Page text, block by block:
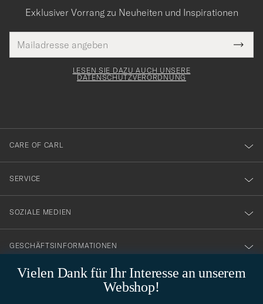
Vielen Dank für Ihr Interesse an unserem
Webshop!
Exklusiver Vorrang zu Neuheiten und Inspirationen
Mail
Adresse
Tack
för
dig
till
vårt
nyhetsbrev!
LESEN SIE DAZU AUCH UNSERE
DATENSCHUTZVERORDNUNG
CARE OF CARL
SERVICE
SOZIALE MEDIEN
GESCHÄFTSINFORMATIONEN